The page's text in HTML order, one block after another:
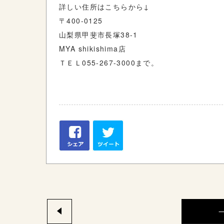
詳しい住所はこちらから ↓
〒400-0125
山梨県甲斐市長塚38-1
MYA shikishima店
ＴＥＬ055-267-3000 まで。